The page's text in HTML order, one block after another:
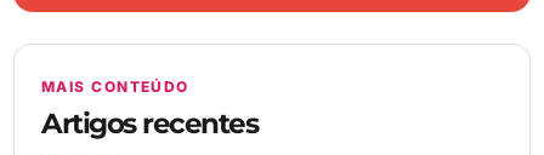
MAIS CONTEÚDO
Artigos recentes